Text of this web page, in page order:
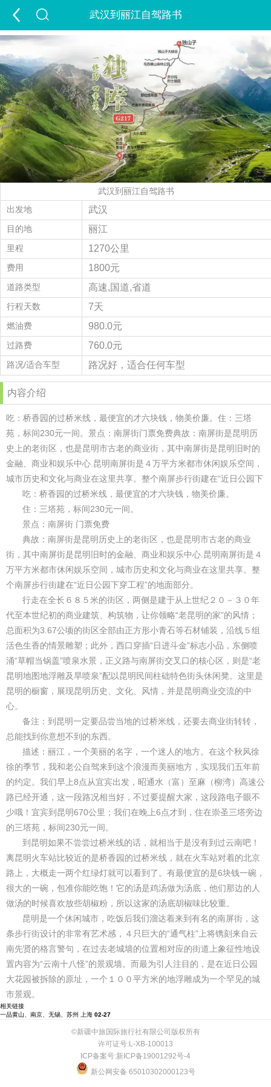
武汉到丽江自驾路书
定制游
出疆游 包车游 跟团游
夏令营 夕阳红 租车
景点 签证 酒店
精彩游记 旅行攻略 走进新疆
经营许可证 当地玩乐 会员中心
旅游问答
武汉到丽江自驾路书
出发地
武汉
目的地 丽江
里程 1270公里
费用 1800元
道路类型 高速,国道,省道
行程天数 7天
燃油费 980.0元
过路费 760.0元
路况/适合车型 路况好，适合任何车型
内容介绍
吃：桥香园的过桥米线，最便宜的才六块钱，物美价廉。住：三塔
苑，标间230元一间。景点：南屏街门票免费典故：南屏街是昆明历
史上的老街区，也是昆明市古老的商业街，其中南屏街是昆明旧时的
金融、商业和娱乐中心.昆明南屏街是４万平方米都市休闲娱乐空间，
城市历史和文化与商业在这里共享。整个南屏步行街建在“近日公园下
吃：桥香园的过桥米线，最便宜的才六块钱，物美价廉。
住：三塔苑，标间230元一间。
景点：南屏街 门票免费
典故：南屏街是昆明历史上的老街区，也是昆明市古老的商业
街，其中南屏街是昆明旧时的金融、商业和娱乐中心.昆明南屏街是４
万平方米都市休闲娱乐空间，城市历史和文化与商业在这里共享。整
个南屏步行街建在“近日公园下穿工程”的地面部分。
行走在全长６８５米的街区，两侧是建于从上世纪２０－３０年
代至本世纪初的商业建筑、构筑物，让你领略“老昆明的家”的风情；
总面积为3.67公顷的街区全部由正方形小青石等石材铺装，沿线５组
活色生香的情景雕塑；此外，西口穿插“日进斗金”标志小品，东侧喷
涌“草帽当锅盖”喷泉水景，正义路与南屏街交叉口的核心区，则是“老
昆明地图地浮雕及旱喷泉”配以昆明民间柱础特色街头休闲凳。这里是
昆明的橱窗，展现昆明历史、文化、风情，并是昆明商业交流的中
心。
备注：到昆明一定要品尝当地的过桥米线，还要去商业街转转，
总能找到你意想不到的东西。
描述：丽江，一个美丽的名字，一个迷人的地方。在这个秋风徐
徐的季节，我和老公自驾来到这个浪漫而美丽地方，实现我们五年前
的约定。我们早上8点从宜宾出发，昭通水（富）至麻（柳湾）高速公
路已经开通，这一段路况相当好，不过要提醒大家，这段路电子眼不
少哦！宜宾到昆明670公里；我们在晚上6点才到，住在崇圣三塔旁边
的三塔苑，标间230元一间。
到昆明如果不尝尝过桥米线的话，就相当于是没有到过云南吧！
离昆明火车站比较近的是桥香园的过桥米线，就在火车站对着的北京
路上，大概走一两个红绿灯就可以看到了。有最便宜的是6块钱一碗，
很大的一碗，包准你能吃饱！它的汤是鸡汤做为汤底，他们那边的人
做汤的时候喜欢放些胡椒粉，所以这家的汤底胡椒味比较重。
昆明是一个休闲城市，吃饭后我们溜达着来到有名的南屏街，这
条步行街设计的非常有艺术感，４只巨大的“通气柱”上将镌刻来自云
南先贤的格言警句，在过去老城墙的位置相对应的街道上象征性地设
置内容为“云南十八怪”的景观墙。而最为引人注目的，是在近日公园
大花园被拆除的原址，一个１００平方米的地浮雕成为一个罕见的城
市景观。
相关链接
一品黄山、南京、无锡、苏州 上海 02-27
©新疆中旅国际旅行社有限公司版权所有
许可证号:L-XB-100013
ICP备案号:新ICP备19001292号-4
新公网安备 65010302000123号